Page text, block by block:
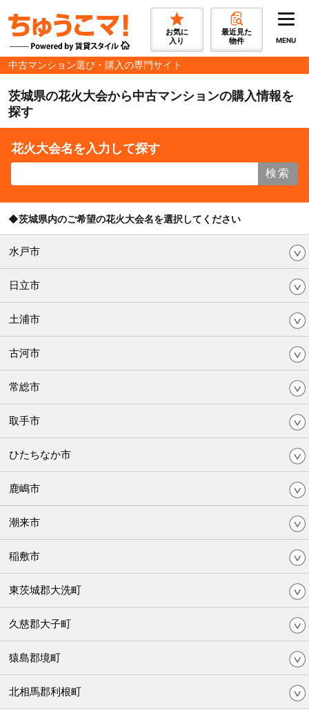
お気に
入り
最近見た
物件
MENU
中古マンション選び・購入の専門サイト
茨城県の花火大会から中古マンションの購入情報を
探す
花火大会名を入力して探す
検索
◆茨城県内のご希望の花火大会名を選択してください
水戸市
日立市
土浦市
古河市
常総市
取手市
ひたちなか市
鹿嶋市
潮来市
稲敷市
東茨城郡大洗町
久慈郡大子町
猿島郡境町
北相馬郡利根町